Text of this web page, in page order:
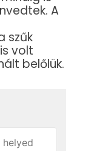
A
szűk
volt
belőlük.